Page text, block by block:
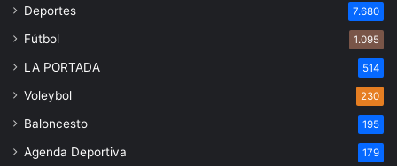
Deportes 7.680
Fútbol 1.095
LA PORTADA 514
Voleybol 230
Baloncesto 195
Agenda Deportiva 179